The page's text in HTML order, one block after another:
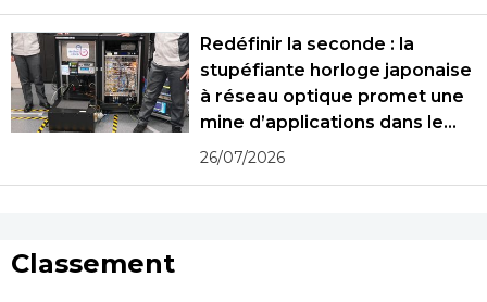
Redéfinir la seconde : la
stupéfiante horloge japonaise
à réseau optique promet une
mine d’applications dans le
monde réel
26/07/2026
Classement